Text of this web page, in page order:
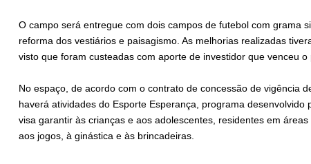
O campo será entregue com dois campos de futebol com grama
reforma dos vestiários e paisagismo. As melhorias realizadas
visto que foram custeadas com aporte de investidor que venceu
No espaço, de acordo com o contrato de concessão de vigência
haverá atividades do Esporte Esperança, programa
visa garantir às crianças e aos adolescentes, residentes em
aos jogos, à ginástica e às brincadeiras.